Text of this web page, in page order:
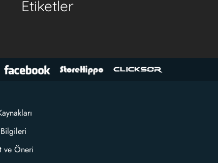
Etiketler
ve Öneri